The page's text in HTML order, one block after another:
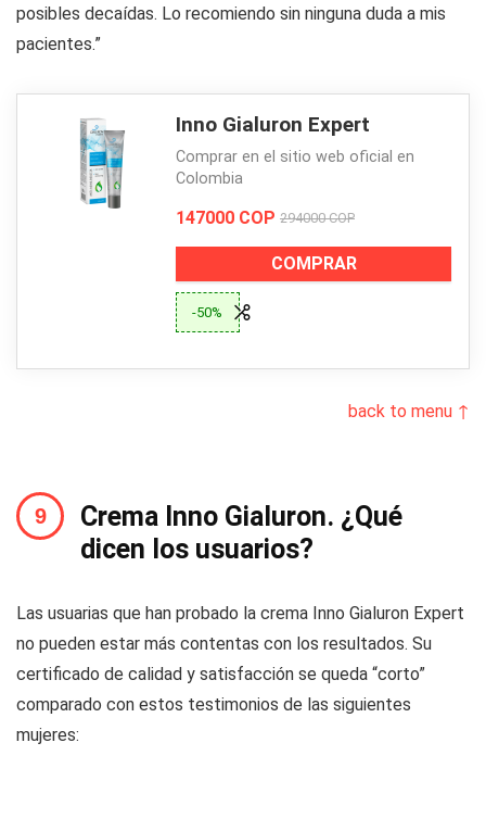
posibles decaídas. Lo recomiendo sin ninguna duda a mis
pacientes.”
Inno Gialuron Expert
Comprar en el sitio web oficial en
Colombia
147000 COP 294000 COP
COMPRAR
-50%
back to menu ↑
Crema Inno Gialuron. ¿Qué
dicen los usuarios?
Las usuarias que han probado la crema Inno Gialuron Expert
no pueden estar más contentas con los resultados. Su
certificado de calidad y satisfacción se queda “corto”
comparado con estos testimonios de las siguientes
mujeres: